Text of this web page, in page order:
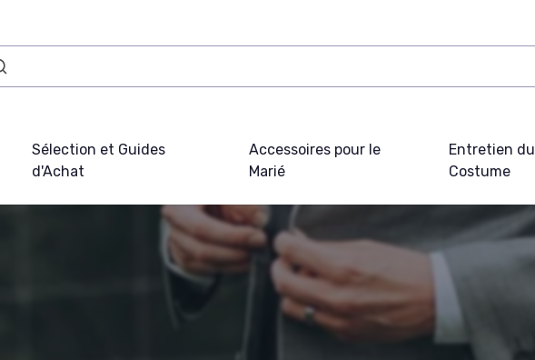
Sélection et Guides
d'Achat
Accessoires pour le
Marié
Entretien du
Costume